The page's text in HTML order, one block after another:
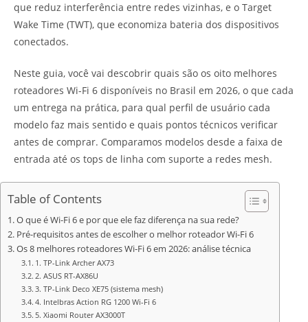
que reduz interferência entre redes vizinhas, e o Target
Wake Time (TWT), que economiza bateria dos dispositivos
conectados.
Neste guia, você vai descobrir quais são os oito melhores
roteadores Wi-Fi 6 disponíveis no Brasil em 2026, o que cada
um entrega na prática, para qual perfil de usuário cada
modelo faz mais sentido e quais pontos técnicos verificar
antes de comprar. Comparamos modelos desde a faixa de
entrada até os tops de linha com suporte a redes mesh.
Table of Contents
O que é Wi-Fi 6 e por que ele faz diferença na sua rede?
Pré-requisitos antes de escolher o melhor roteador Wi-Fi 6
Os 8 melhores roteadores Wi-Fi 6 em 2026: análise técnica
1. TP-Link Archer AX73
2. ASUS RT-AX86U
3. TP-Link Deco XE75 (sistema mesh)
4. Intelbras Action RG 1200 Wi-Fi 6
5. Xiaomi Router AX3000T